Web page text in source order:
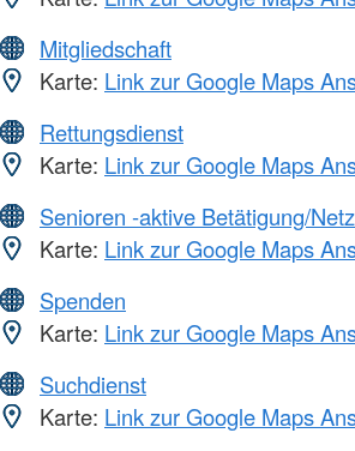
Mitgliedschaft
Karte: Link zur Google Maps
Rettungsdienst
Karte: Link zur Google Maps
Senioren -aktive Betätigung/
Karte: Link zur Google Maps
Spenden
Karte: Link zur Google Maps
Suchdienst
Karte: Link zur Google Maps